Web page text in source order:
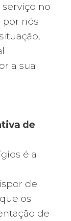
no
por nós
a sua
de
é a
de
os
de